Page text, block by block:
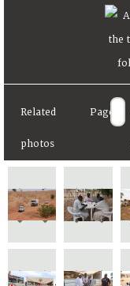
Related
photos
Page